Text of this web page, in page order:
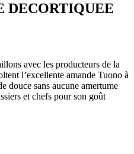
DECORTIQUEE
avec les producteurs de la
l’excellente amande Tuono à
douce sans aucune amertume
et chefs pour son goût